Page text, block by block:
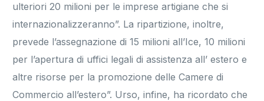
ulteriori 20 milioni per le imprese artigiane che si
internazionalizzeranno”. La ripartizione, inoltre,
prevede l’assegnazione di 15 milioni all’Ice, 10 milioni
per l’apertura di uffici legali di assistenza all’ estero e
altre risorse per la promozione delle Camere di
Commercio all’estero”. Urso, infine, ha ricordato che